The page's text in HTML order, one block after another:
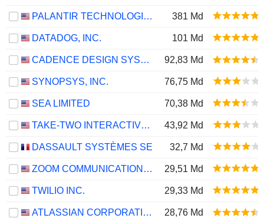
PALANTIR TECHNOLOGIES INC. 381 Md
DATADOG, INC. 101 Md
CADENCE DESIGN SYSTEMS, INC. 92,83 Md
SYNOPSYS, INC. 76,75 Md
SEA LIMITED 70,38 Md
TAKE-TWO INTERACTIVE SOFTWARE, INC. 43,92 Md
DASSAULT SYSTÈMES SE 32,7 Md
ZOOM COMMUNICATIONS, INC. 29,51 Md
TWILIO INC. 29,33 Md
ATLASSIAN CORPORATION 28,76 Md